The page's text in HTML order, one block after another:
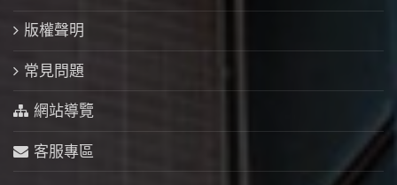
版權聲明
常見問題
網站導覽
客服專區